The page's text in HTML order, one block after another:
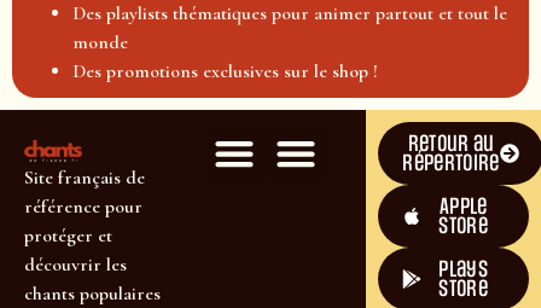
Des playlists thématiques pour animer partout et tout le
monde
Des promotions exclusives sur le shop !
Site français de
référence pour
protéger et
découvrir les
chants populaires
Retour au
répertoire
Apple
Store
plays
store